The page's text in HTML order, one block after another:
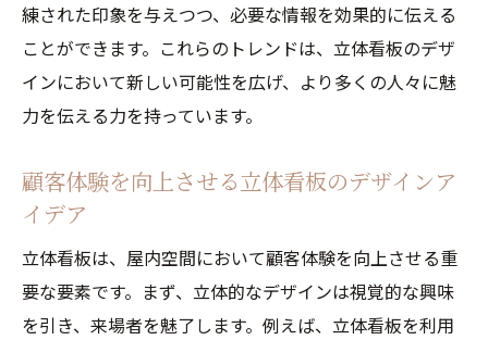
練された印象を与えつつ、必要な情報を効果的に伝える
ことができます。これらのトレンドは、立体看板のデザ
インにおいて新しい可能性を広げ、より多くの人々に魅
力を伝える力を持っています。
顧客体験を向上させる立体看板のデザインア
イデア
立体看板は、屋内空間において顧客体験を向上させる重
要な要素です。まず、立体的なデザインは視覚的な興味
を引き、来場者を魅了します。例えば、立体看板を利用